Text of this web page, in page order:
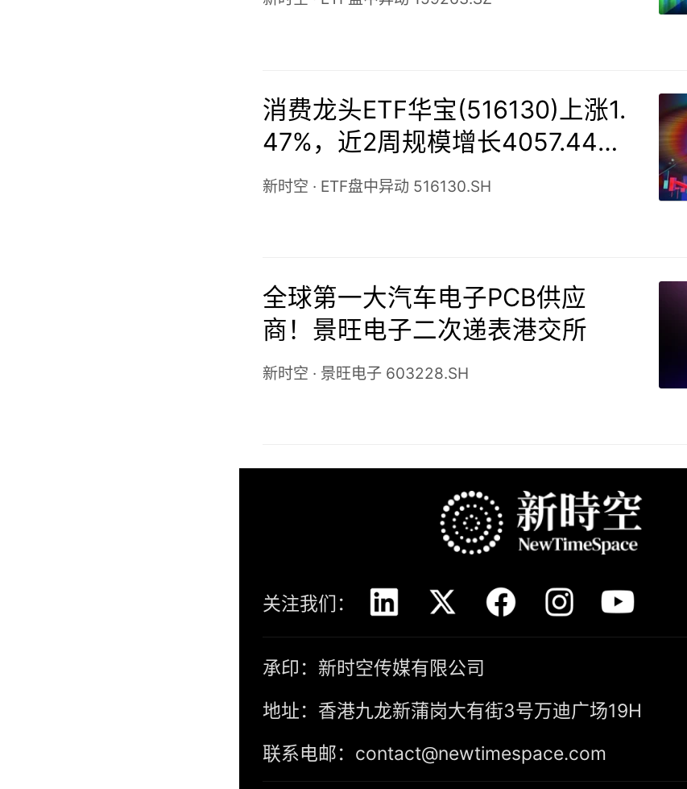
消费龙头ETF华宝(516130)上涨1.
47%，近2周规模增长4057.44万
元
新时空 · ETF盘中异动 516130.SH
全球第一大汽车电子PCB供应
商！景旺电子二次递表港交所
新时空 · 景旺电子 603228.SH
关注我们：
承印：新时空传媒有限公司
地址：香港九龙新蒲岗大有街3号万迪广场19H
联系电邮：contact@newtimespace.com